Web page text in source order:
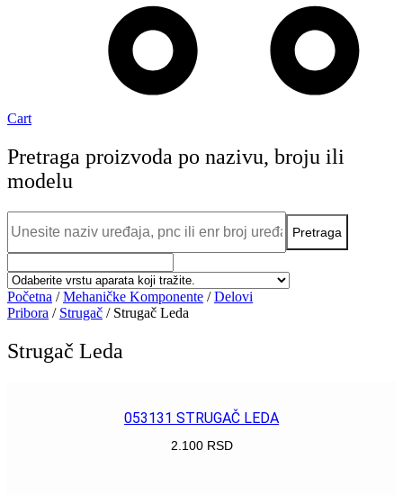
Cart
Pretraga proizvoda po nazivu, broju ili
modelu
Početna /Mehaničke Komponente /Delovi
Pribora / Strugač / Strugač Leda
Strugač Leda
053131 STRUGAČ LEDA
2.100 RSD